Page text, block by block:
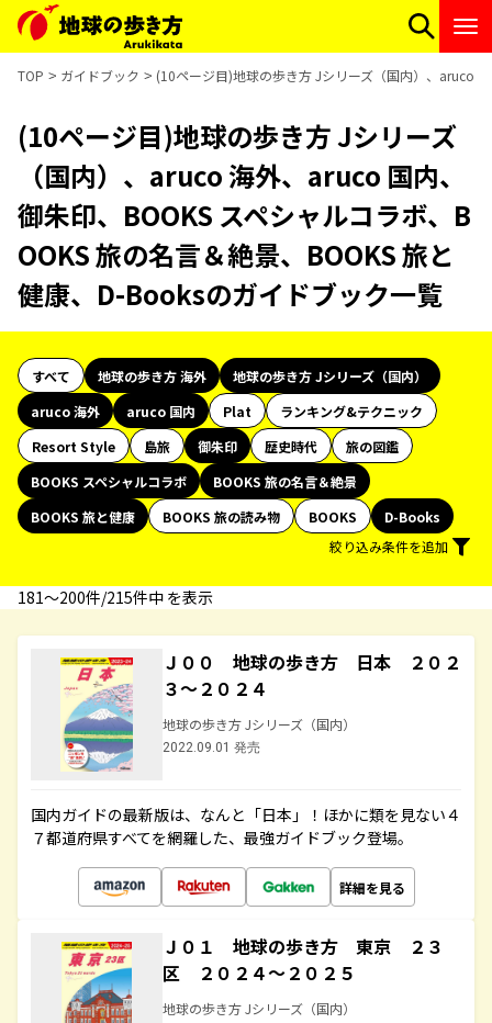
TOP ガイドブック (10ページ目)地球の歩き方 Jシリーズ（国内）、aruco
(10ページ目)地球の歩き方 Jシリーズ
（国内）、aruco 海外、aruco 国内、
御朱印、BOOKS スペシャルコラボ、B
OOKS 旅の名言＆絶景、BOOKS 旅と
健康、D-Booksのガイドブック一覧
すべて 地球の歩き方 海外
地球の歩き方 Jシリーズ（国内）
aruco 海外
aruco 国内 Plat
ランキング&テクニック
Resort Style
島旅 御朱印 歴史時代
旅の図鑑
BOOKS スペシャルコラボ
BOOKS 旅の名言＆絶景
BOOKS 旅と健康
BOOKS 旅の読み物 BOOKS
D-Books
絞り込み条件を追加
181〜200件/215件中 を表示
Ｊ００ 地球の歩き方 日本 ２０２
３～２０２４
地球の歩き方 Jシリーズ（国内）
2022.09.01 発売
国内ガイドの最新版は、なんと「日本」！ほかに類を見ない４
７都道府県すべてを網羅した、最強ガイドブック登場。
詳細を見る
Ｊ０１ 地球の歩き方 東京 ２３
区 ２０２４～２０２５
地球の歩き方 Jシリーズ（国内）